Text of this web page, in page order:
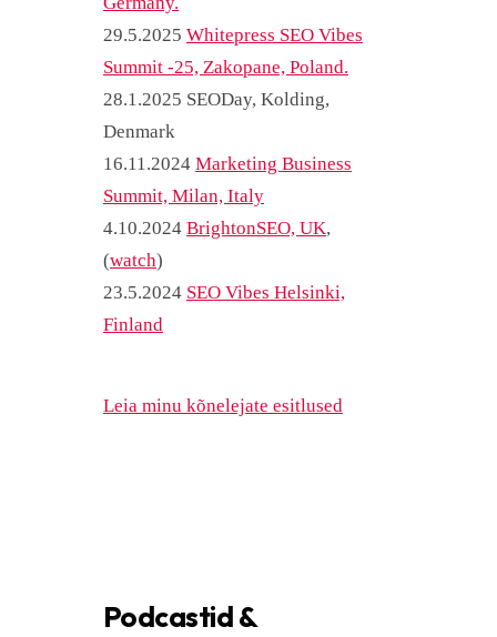
29.5.2025 Whitepress SEO Vibes
Summit -25, Zakopane, Poland.
28.1.2025 SEODay, Kolding,
Denmark
16.11.2024 Marketing Business
Summit, Milan, Italy
4.10.2024 BrightonSEO, UK,
(watch)
23.5.2024 SEO Vibes Helsinki,
Finland
Leia minu kõnelejate esitlused
Podcastid &